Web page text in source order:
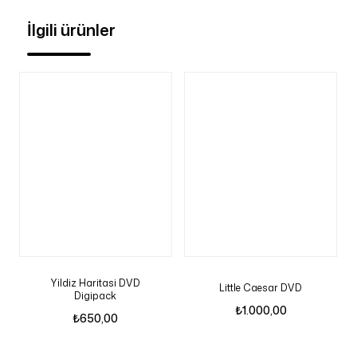
İlgili ürünler
Yildiz Haritasi DVD
Digipack
₺650,00
Little Caesar DVD
₺1.000,00